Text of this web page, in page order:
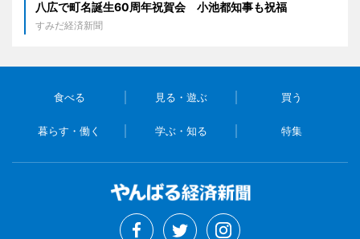
八広で町名誕生60周年祝賀会 小池都知事も祝福
すみだ経済新聞
食べる 見る・遊ぶ 買う
暮らす・働く 学ぶ・知る 特集